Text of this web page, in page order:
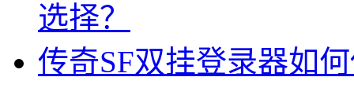
选择？
传奇SF双挂登录器如